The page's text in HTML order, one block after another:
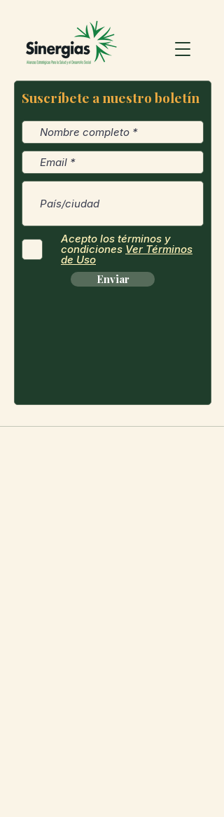
Suscríbete a nuestro boletín
Acepto los términos y
condiciones Ver Términos
de Uso
Enviar